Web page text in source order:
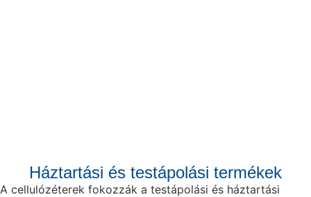
Háztartási és testápolási termékek
A cellulózéterek fokozzák a testápolási és háztartási